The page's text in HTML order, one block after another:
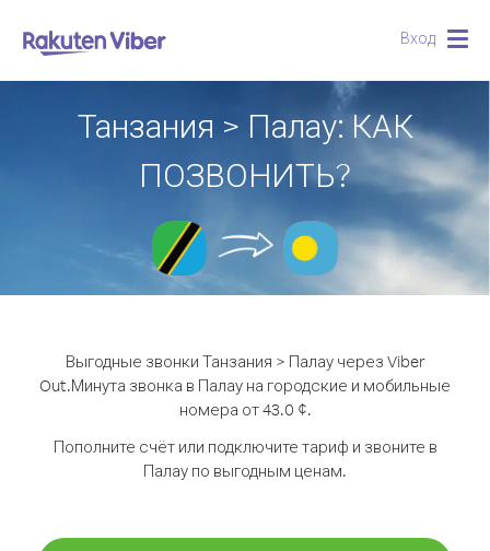
Вход
Танзания > Палау: КАК
ПОЗВОНИТЬ?
Выгодные звонки Танзания > Палау через Viber
Out.Минута звонка в Палау на городские и мобильные
номера от 43.0 ¢.
Пополните счёт или подключите тариф и звоните в
Палау по выгодным ценам.